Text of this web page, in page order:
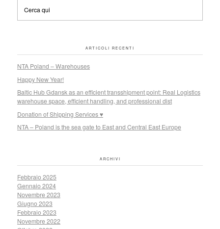
ARTICOLI RECENTI
NTA Poland – Warehouses
Happy New Year!
Baltic Hub Gdansk as an efficient transshipment point: Real Logistics
warehouse space, efficient handling, and professional dist
Donation of Shipping Services ♥
NTA – Poland is the sea gate to East and Central East Europe
ARCHIVI
Febbraio 2025
Gennaio 2024
Novembre 2023
Giugno 2023
Febbraio 2023
Novembre 2022